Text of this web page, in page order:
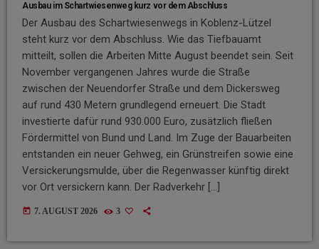
Ausbau im Schartwiesenweg kurz vor dem Abschluss
Der Ausbau des Schartwiesenwegs in Koblenz-Lützel
steht kurz vor dem Abschluss. Wie das Tiefbauamt
mitteilt, sollen die Arbeiten Mitte August beendet sein. Seit
November vergangenen Jahres wurde die Straße
zwischen der Neuendorfer Straße und dem Dickersweg
auf rund 430 Metern grundlegend erneuert. Die Stadt
investierte dafür rund 930.000 Euro, zusätzlich fließen
Fördermittel von Bund und Land. Im Zuge der Bauarbeiten
entstanden ein neuer Gehweg, ein Grünstreifen sowie eine
Versickerungsmulde, über die Regenwasser künftig direkt
vor Ort versickern kann. Der Radverkehr […]
today 7. AUGUST 2026 3